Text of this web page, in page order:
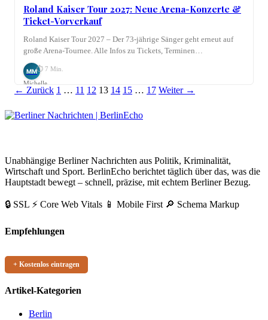
Roland Kaiser Tour 2027: Neue Arena-Konzerte &
Ticket-Vorverkauf
Roland Kaiser Tour 2027 – Der 73-jährige Sänger geht erneut auf
große Arena-Tournee. Alle Infos zu Tickets, Terminen…
MM
Michelle
Möhring
⏱ 7 Min.
Seitennummerierung
der
Beiträge
← Zurück 1 Link
… 11 Link
12 Link
13 14Link
15Link
… 17Link
Weiter →
Unabhängige Berliner Nachrichten aus Politik, Kriminalität,
Wirtschaft und Sport. BerlinEcho berichtet täglich über das, was die
Hauptstadt bewegt – schnell, präzise, mit echtem Berliner Bezug.
🔒 SSL ⚡ Core Web Vitals 📱 Mobile First 🔎 Schema Markup
Empfehlungen
+ Kostenlos eintragen
Artikel-Kategorien
Berlin